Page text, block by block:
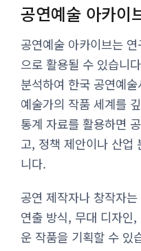
공연예술 아카이
공연예술 아카이브는
으로 활용될 수 있습니
분석하여 한국 공연예
예술가의 작품 세계를
통계 자료를 활용하면
고, 정책 제안이나 산업
니다.
공연 제작자나 창작자
연출 방식, 무대 디자인
운 작품을 기획할 수 있